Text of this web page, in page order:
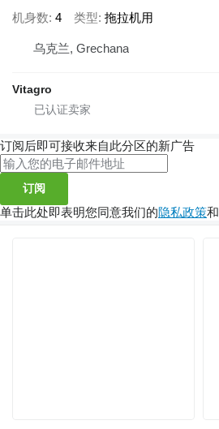
机身数 4 类型 拖拉机用
乌克兰, Grechana
Vitagro
订阅后即可接收来自此分区的新广告
订阅
单击此处即表明您同意我们的隐私政策和